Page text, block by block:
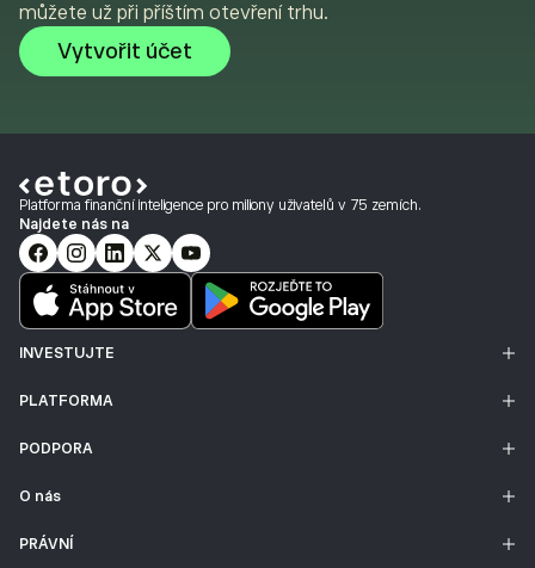
můžete už při příštím otevření trhu.
Vytvořit účet
Platforma finanční inteligence pro miliony uživatelů v 75 zemích.
Najdete nás na
INVESTUJTE
PLATFORMA
PODPORA
O nás
PRÁVNÍ